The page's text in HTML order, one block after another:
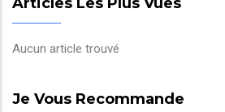
Aucun article trouvé
Je Vous Recommande